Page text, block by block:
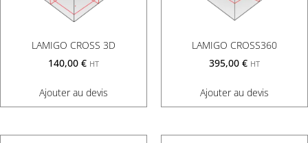
LAMIGO CROSS 3D
140,00 € HT
Ajouter au devis
LAMIGO CROSS360
395,00 € HT
Ajouter au devis